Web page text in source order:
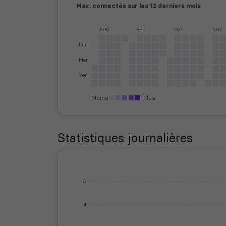
Max. connectés sur les 12 derniers mois
Lun
Mer
Ven
AOÛ SEP OCT NOV
Moins Plus
Statistiques journalières
4
5